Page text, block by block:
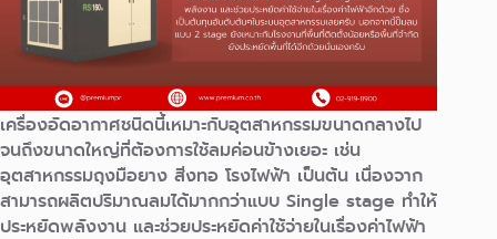
เครื่องอัดอากาศชนิดนี้เหมาะกับอุตสาหกรรมขนาดกลางไป
จนถึงขนาดใหญ่ที่ต้องการใช้ลมค่อนข้างเยอะ เช่น
อุตสาหกรรมถุงมือยาง สิ่งทอ โรงไฟฟ้า เป็นต้น เนื่องจาก
สามารถผลิตปริมาณลมได้มากกว่าแบบ Single stage ทำให้
ประหยัดพลังงาน และช่วยประหยัดค่าใช้จ่ายในเรื่องค่าไฟฟ้า